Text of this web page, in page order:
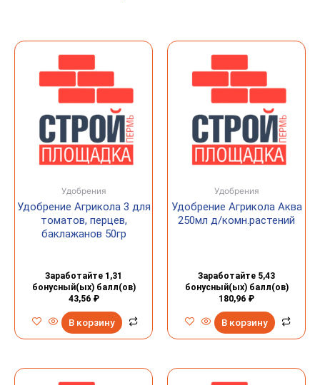
Удобрения
Удобрение Агрикола 3 для
томатов, перцев,
баклажанов 50гр
Заработайте 1,31
бонусный(ых) балл(ов)
43,56 ₽
В корзину
Удобрения
Удобрение Агрикола Аква
250мл д/комн.растений
Заработайте 5,43
бонусный(ых) балл(ов)
180,96 ₽
В корзину